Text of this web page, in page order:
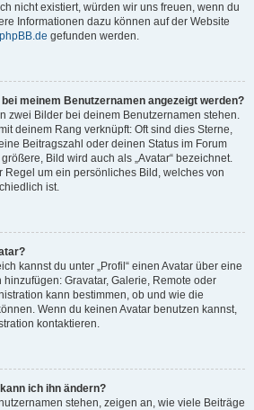
nicht existiert, würden wir uns freuen, wenn du
Informationen dazu können auf der Website
phpBB.de gefunden werden.
meinem Benutzernamen angezeigt werden?
zwei Bilder bei deinem Benutzernamen stehen.
deinem Rang verknüpft: Oft sind dies Sterne,
Beitragszahl oder deinen Status im Forum
Bild wird auch als „Avatar“ bezeichnet.
Regel um ein persönliches Bild, welches von
ist.
kannst du unter „Profil“ einen Avatar über eine
Gravatar, Galerie, Remote oder
kann bestimmen, ob und wie die
Wenn du keinen Avatar benutzen kannst,
kontaktieren.
ich ihn ändern?
stehen, zeigen an, wie viele Beiträge